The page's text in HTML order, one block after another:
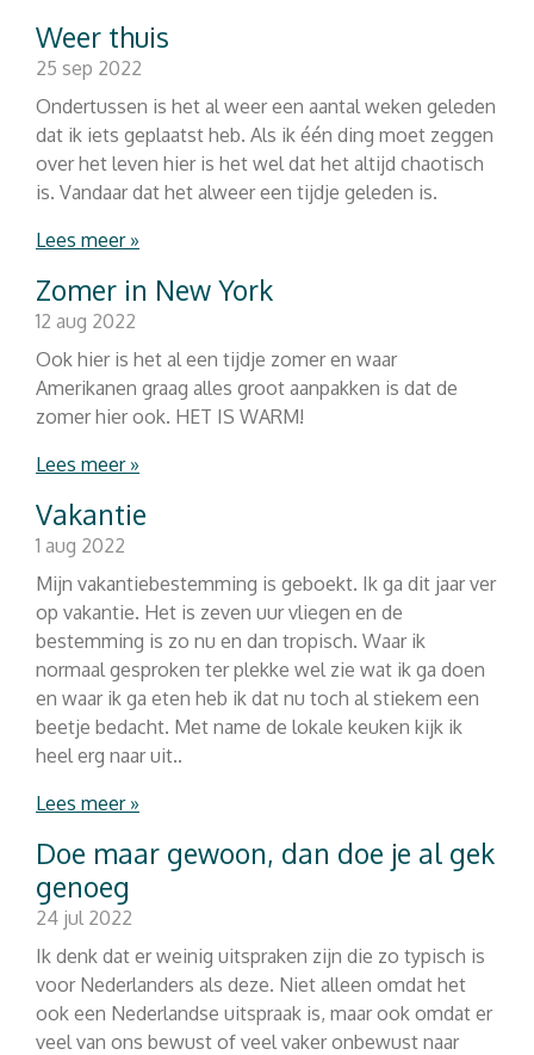
Weer thuis
25 sep 2022
Ondertussen is het al weer een aantal weken geleden
dat ik iets geplaatst heb. Als ik één ding moet zeggen
over het leven hier is het wel dat het altijd chaotisch
is. Vandaar dat het alweer een tijdje geleden is.
Lees meer »
Zomer in New York
12 aug 2022
Ook hier is het al een tijdje zomer en waar
Amerikanen graag alles groot aanpakken is dat de
zomer hier ook. HET IS WARM!
Lees meer »
Vakantie
1 aug 2022
Mijn vakantiebestemming is geboekt. Ik ga dit jaar ver
op vakantie. Het is zeven uur vliegen en de
bestemming is zo nu en dan tropisch. Waar ik
normaal gesproken ter plekke wel zie wat ik ga doen
en waar ik ga eten heb ik dat nu toch al stiekem een
beetje bedacht. Met name de lokale keuken kijk ik
heel erg naar uit..
Lees meer »
Doe maar gewoon, dan doe je al gek
genoeg
24 jul 2022
Ik denk dat er weinig uitspraken zijn die zo typisch is
voor Nederlanders als deze. Niet alleen omdat het
ook een Nederlandse uitspraak is, maar ook omdat er
veel van ons bewust of veel vaker onbewust naar